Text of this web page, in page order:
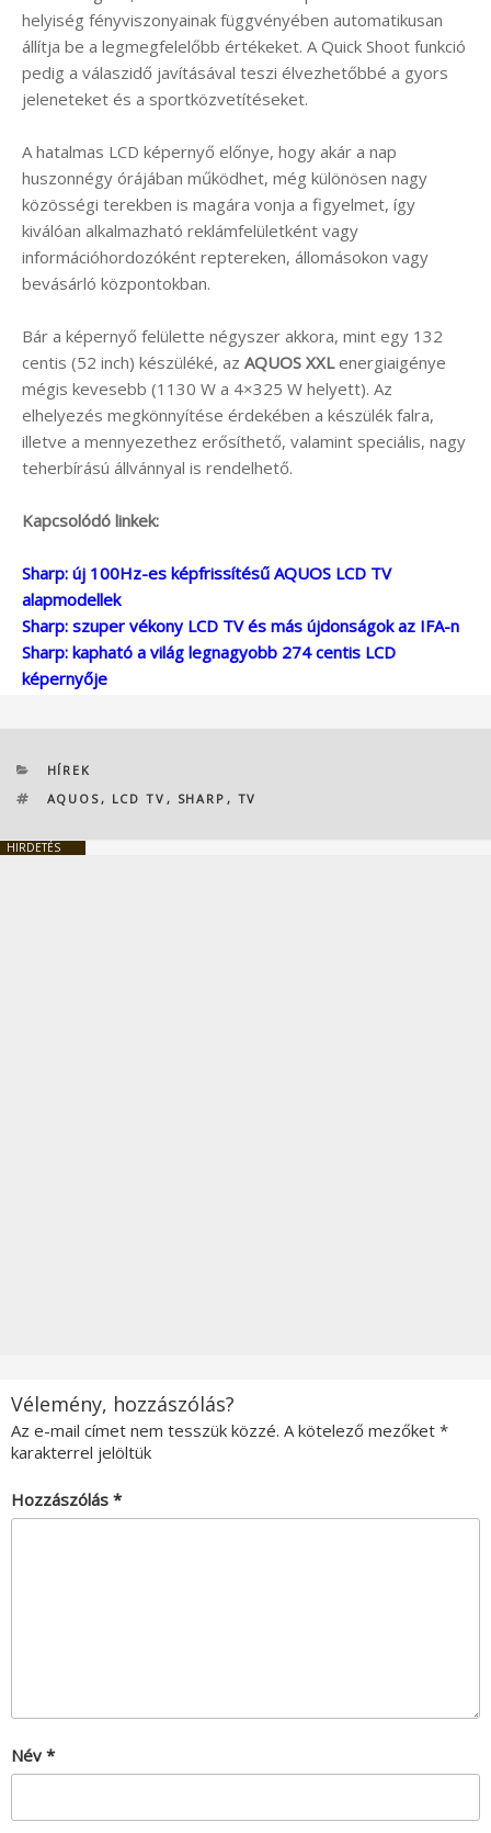
helyiség fényviszonyainak függvényében automatikusan
állítja be a legmegfelelőbb értékeket. A Quick Shoot funkció
pedig a válaszidő javításával teszi élvezhetőbbé a gyors
jeleneteket és a sportközvetítéseket.
A hatalmas LCD képernyő előnye, hogy akár a nap
huszonnégy órájában működhet, még különösen nagy
közösségi terekben is magára vonja a figyelmet, így
kiválóan alkalmazható reklámfelületként vagy
információhordozóként reptereken, állomásokon vagy
bevásárló központokban.
Bár a képernyő felülette négyszer akkora, mint egy 132
centis (52 inch) készüléké, az AQUOS XXLenergiaigénye
mégis kevesebb (1130 W a 4×325 W helyett). Az
elhelyezés megkönnyítése érdekében a készülék falra,
illetve a mennyezethez erősíthető, valamint speciális, nagy
teherbírású állvánnyal is rendelhető.
Kapcsolódó linkek:
Sharp: új 100Hz-es képfrissítésű AQUOS LCD TV
alapmodellek
Sharp: szuper vékony LCD TV és más újdonságok az IFA-n
Sharp: kapható a világ legnagyobb 274 centis LCD
képernyője
KATEGÓRIÁK
HÍREK
CÍMKÉK
AQUOS , LCD TV , SHARP , TV
HIRDETÉS
Vélemény, hozzászólás?
Az e-mail címet nem tesszük közzé. A kötelező mezőket *
karakterrel jelöltük
Hozzászólás *
Név *